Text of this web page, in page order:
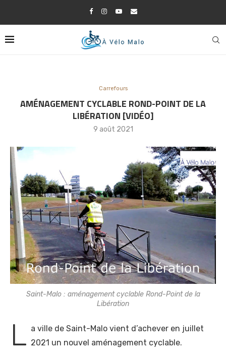
Carrefours
AMÉNAGEMENT CYCLABLE ROND-POINT DE LA
LIBÉRATION [VIDÉO]
9 août 2021
Saint-Malo : aménagement cyclable Rond-Point de la
Libération
L a ville de Saint-Malo vient d’achever en juillet
2021 un nouvel aménagement cyclable.